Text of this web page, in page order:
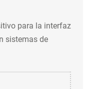
para la interfaz
sistemas de